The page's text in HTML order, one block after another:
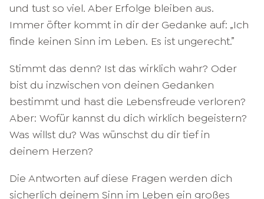
und tust so viel. Aber Erfolge bleiben aus.
Immer öfter kommt in dir der Gedanke auf: „Ich
finde keinen Sinn im Leben. Es ist ungerecht.”
Stimmt das denn? Ist das wirklich wahr? Oder
bist du inzwischen von deinen Gedanken
bestimmt und hast die Lebensfreude verloren?
Aber: Wofür kannst du dich wirklich begeistern?
Was willst du? Was wünschst du dir tief in
deinem Herzen?
Die Antworten auf diese Fragen werden dich
sicherlich deinem Sinn im Leben ein großes